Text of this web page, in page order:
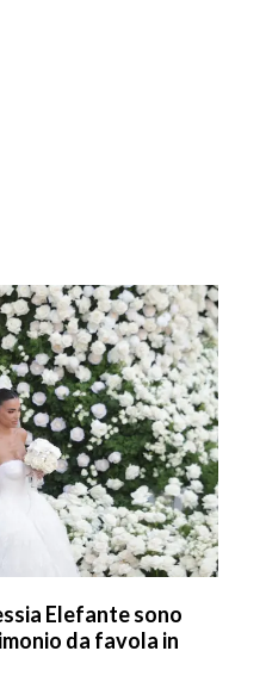
Elefante sono
da favola in